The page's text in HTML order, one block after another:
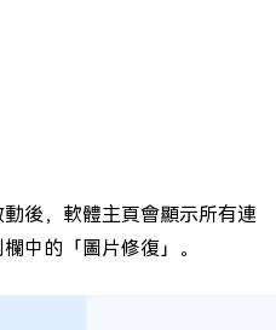
後，軟體主頁會顯示所有連
中的「圖片修復」。